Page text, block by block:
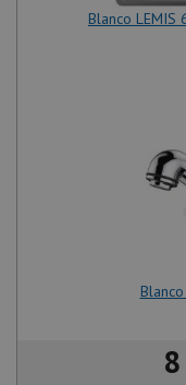
Blanco LEMIS